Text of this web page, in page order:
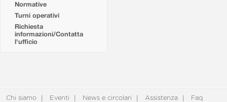
Normative
Turni operativi
Richiesta
informazioni/Contatta
l'ufficio
Chi siamo Eventi News e circolari Assistenza Faq